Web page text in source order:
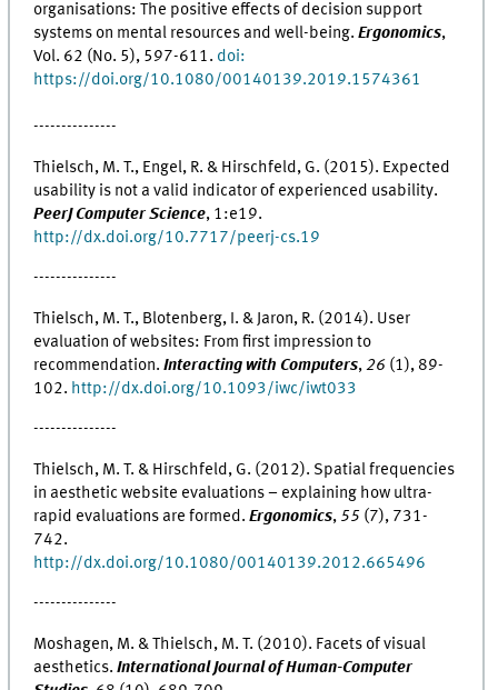
organisations: The positive effects of decision support
systems on mental resources and well-being.Ergonomics,
Vol. 62 (No. 5), 597-611. doi:
https://doi.org/10.1080/00140139.2019.1574361
---------------
Thielsch, M. T., Engel, R. & Hirschfeld, G. (2015). Expected
usability is not a valid indicator of experienced usability.
PeerJ Computer Science, 1:e19.
http://dx.doi.org/10.7717/peerj-cs.19
---------------
Thielsch, M. T., Blotenberg, I. & Jaron, R. (2014). User
evaluation of websites: From first impression to
recommendation.Interacting with Computers,26 (1), 89-
102. http://dx.doi.org/10.1093/iwc/iwt033
---------------
Thielsch, M. T. & Hirschfeld, G. (2012). Spatial frequencies
in aesthetic website evaluations – explaining how ultra-
rapid evaluations are formed.Ergonomics, 55 (7), 731-
742.
http://dx.doi.org/10.1080/00140139.2012.665496
---------------
Moshagen, M. & Thielsch, M. T. (2010). Facets of visual
aesthetics.International Journal of Human-Computer